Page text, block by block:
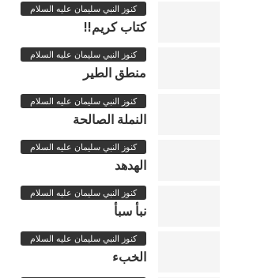
كنوز النبي سليمان عليه السلام
كتاب كريم!!
كنوز النبي سليمان عليه السلام
منطق الطير
كنوز النبي سليمان عليه السلام
النملة الصالحة
كنوز النبي سليمان عليه السلام
الهدهد
كنوز النبي سليمان عليه السلام
نبأ سبأ
كنوز النبي سليمان عليه السلام
الخبء
سنتين مضت